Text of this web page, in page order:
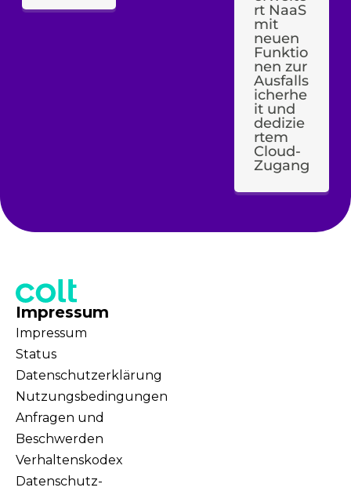
rt NaaS
mit
neuen
Funktio
nen zur
Ausfalls
icherhe
it und
dedizie
rtem
Cloud-
Zugang
Impressum
Impressum
Status
Datenschutzerklärung
Nutzungsbedingungen
Anfragen und
Beschwerden
Verhaltenskodex
Datenschutz-